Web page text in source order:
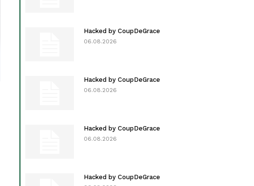
Hacked by CoupDeGrace
06.08.2026
Hacked by CoupDeGrace
06.08.2026
Hacked by CoupDeGrace
06.08.2026
Hacked by CoupDeGrace